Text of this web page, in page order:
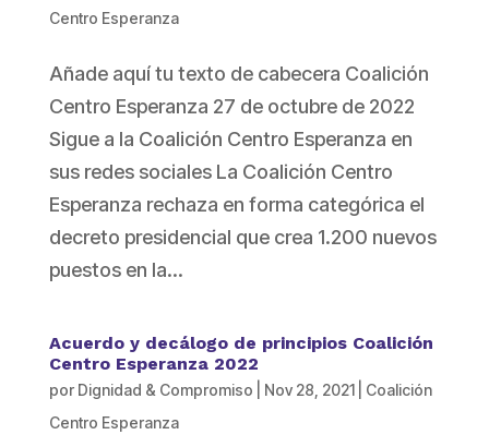
Centro Esperanza
Añade aquí tu texto de cabecera Coalición
Centro Esperanza 27 de octubre de 2022
Sigue a la Coalición Centro Esperanza en
sus redes sociales La Coalición Centro
Esperanza rechaza en forma categórica el
decreto presidencial que crea 1.200 nuevos
puestos en la...
Acuerdo y decálogo de principios Coalición
Centro Esperanza 2022
por Dignidad & Compromiso Nov 28, 2021| Coalición
Centro Esperanza